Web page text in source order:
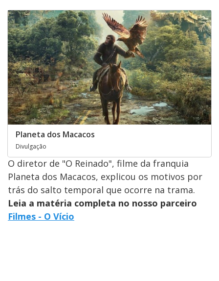
Planeta dos Macacos
Divulgação
O diretor de "O Reinado", filme da franquia
Planeta dos Macacos, explicou os motivos por
trás do salto temporal que ocorre na trama.
Leia a matéria completa no nosso parceiro
Filmes - O Vício